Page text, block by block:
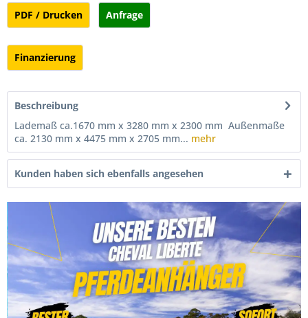
PDF / Drucken Anfrage
Finanzierung
Beschreibung
Lademaß ca.1670 mm x 3280 mm x 2300 mm Außenmaße
ca. 2130 mm x 4475 mm x 2705 mm... mehr
Kunden haben sich ebenfalls angesehen